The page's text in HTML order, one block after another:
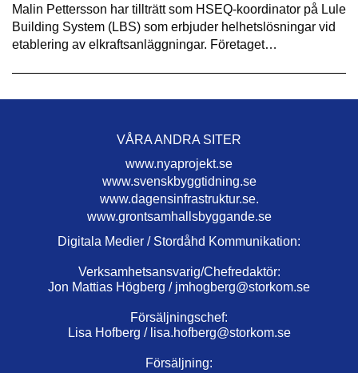
Malin Pettersson har tillträtt som HSEQ-koordinator på Lule
Building System (LBS) som erbjuder helhetslösningar vid
etablering av elkraftsanläggningar. Företaget…
VÅRA ANDRA SITER
www.nyaprojekt.se
www.svenskbyggtidning.se
www.dagensinfrastruktur.se.
www.grontsamhallsbyggande.se
Digitala Medier / Stordåhd Kommunikation:
Verksamhetsansvarig/Chefredaktör:
Jon Mattias Högberg / jmhogberg@storkom.se
Försäljningschef:
Lisa Hofberg / lisa.hofberg@storkom.se
Försäljning: